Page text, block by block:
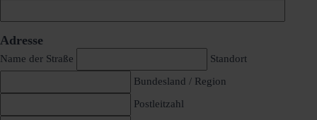
Adresse
Name der Straße
Standort
Bundesland / Region
Postleitzahl